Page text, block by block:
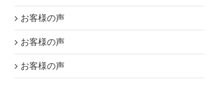
お客様の声
お客様の声
お客様の声